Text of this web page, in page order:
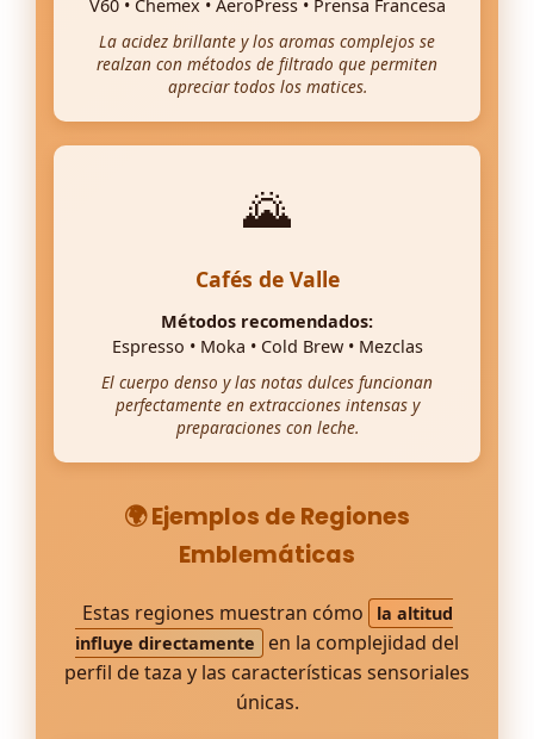
V60 • Chemex • AeroPress • Prensa Francesa
La acidez brillante y los aromas complejos se
realzan con métodos de filtrado que permiten
apreciar todos los matices.
🌄
Cafés de Valle
Métodos recomendados:
Espresso • Moka • Cold Brew • Mezclas
El cuerpo denso y las notas dulces funcionan
perfectamente en extracciones intensas y
preparaciones con leche.
🌍 Ejemplos de Regiones
Emblemáticas
Estas regiones muestran cómo
la altitud
influye directamente
en la complejidad del
perfil de taza y las características sensoriales
únicas.